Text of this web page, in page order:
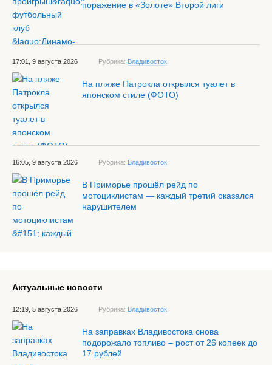
поражение в «Золоте» Второй лиги
17:01, 9 августа 2026 Рубрика: Владивосток
На пляже Патрокла открылся туалет в
японском стиле (ФОТО)
16:05, 9 августа 2026 Рубрика: Владивосток
В Приморье прошёл рейд по
мотоциклистам — каждый третий оказался
нарушителем
Актуальные новости
12:19, 5 августа 2026 Рубрика: Владивосток
На заправках Владивостока снова
подорожало топливо – рост от 26 копеек до
17 рублей